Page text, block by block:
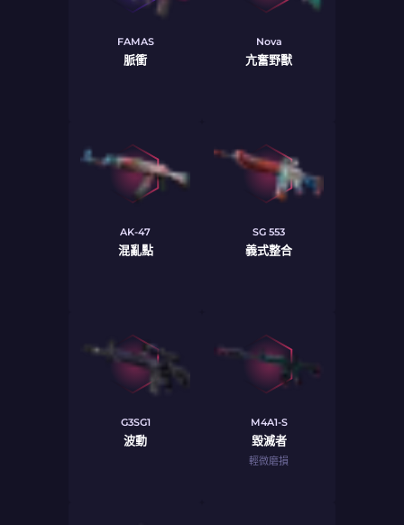
FAMAS
脈衝
Nova
亢奮野獸
AK-47
混亂點
SG 553
義式整合
G3SG1
波動
M4A1-S
毀滅者
輕微磨損